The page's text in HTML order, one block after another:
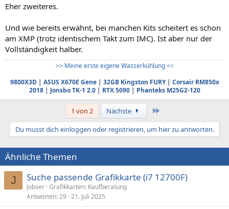
Eher zweiteres.
Und wie bereits erwähnt, bei manchen Kits scheitert es schon
am XMP (trotz identischem Takt zum IMC). Ist aber nur der
Vollständigkeit halber.
>> Meine erste eigene Wasserkühlung <<
9800X3D| ASUS X670E Gene| 32GB Kingston FURY| Corsair RM850x
2018| Jonsbo TK-1 2.0| RTX 5090| Phanteks M25G2-120
1 von 2 Nächste
Du musst dich einloggen oder registrieren, um hier zu antworten.
Ähnliche Themen
J Suche passende Grafikkarte (i7 12700F)
Jobser Grafikkarten: Kaufberatung
Antworten 29 21. Juli 2025